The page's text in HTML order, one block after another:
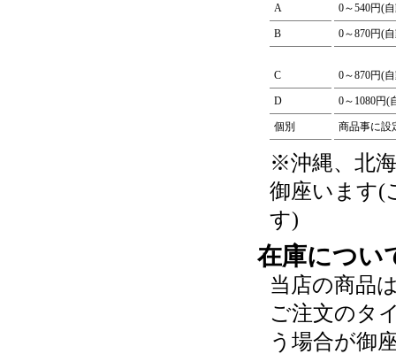
A 0～540円(
B 0～870円(
C 0～870円(
D 0～1080円(
個別 商品事に設
※沖縄、北
御座います(
す)
在庫につい
当店の商品
ご注文のタ
う場合が御